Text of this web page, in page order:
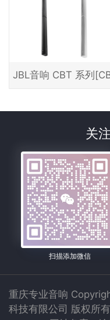
关
扫描添加微信
重庆专业音响
科技有限公司 版权所有